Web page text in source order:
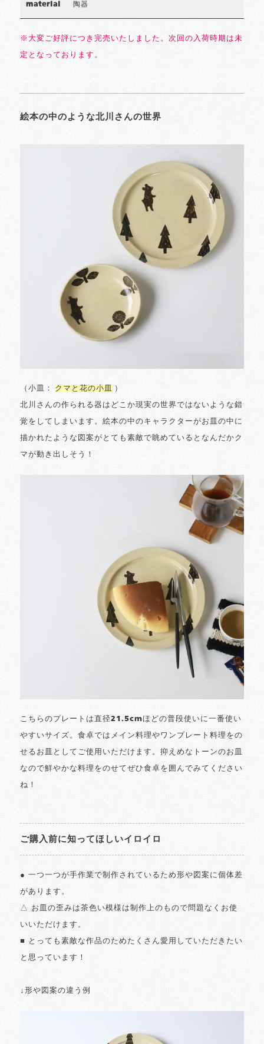
material 陶器
※大変ご好評につき完売いたしました。次回の入荷時期は未
定となっております。
絵本の中のような北川さんの世界
（小皿： クマと花の小皿 ）
北川さんの作られる器はどこか現実の世界ではないような錯
覚をしてしまいます。絵本の中のキャラクターがお皿の中に
描かれたような図案がとても素敵で眺めているとなんだかク
マが動き出しそう！
こちらのプレートは直径21.5cmほどの普段使いに一番使い
やすいサイズ。食卓ではメイン料理やワンプレート料理をの
せるお皿としてご使用いただけます。抑えめなトーンのお皿
なので鮮やかな料理をのせてぜひ食卓を囲んでみてください
ね！
ご購入前に知ってほしいイロイロ
● 一つ一つが手作業で制作されているため形や図案に個体差
があります。
△ お皿の歪みは茶色い模様は制作上のもので問題なくお使
いいただけます。
■ とっても素敵な作品のためたくさん愛用していただきたい
と思っています！
↓形や図案の違う例